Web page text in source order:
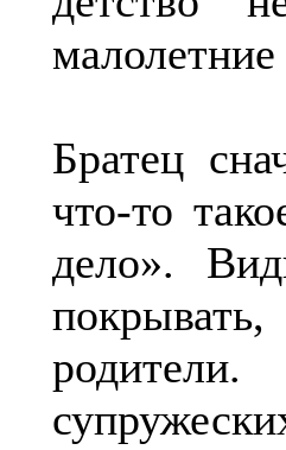
малолетние
Братец
что-то
дело».